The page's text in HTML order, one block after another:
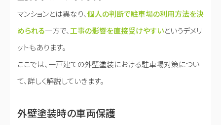
マンションとは異なり、個人の判断で駐車場の利用方法を決
められる一方で、 工事の影響を直接受けやすいというデメリ
ットもあります。
ここでは、一戸建ての外壁塗装における駐車場対策につい
て、詳しく解説していきます。
外壁塗装時の車両保護